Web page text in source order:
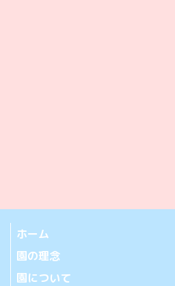
ホーム
園の理念
園について